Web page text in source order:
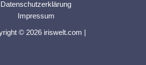
Datenschutzerklärung
Impressum
© 2026 iriswelt.com |